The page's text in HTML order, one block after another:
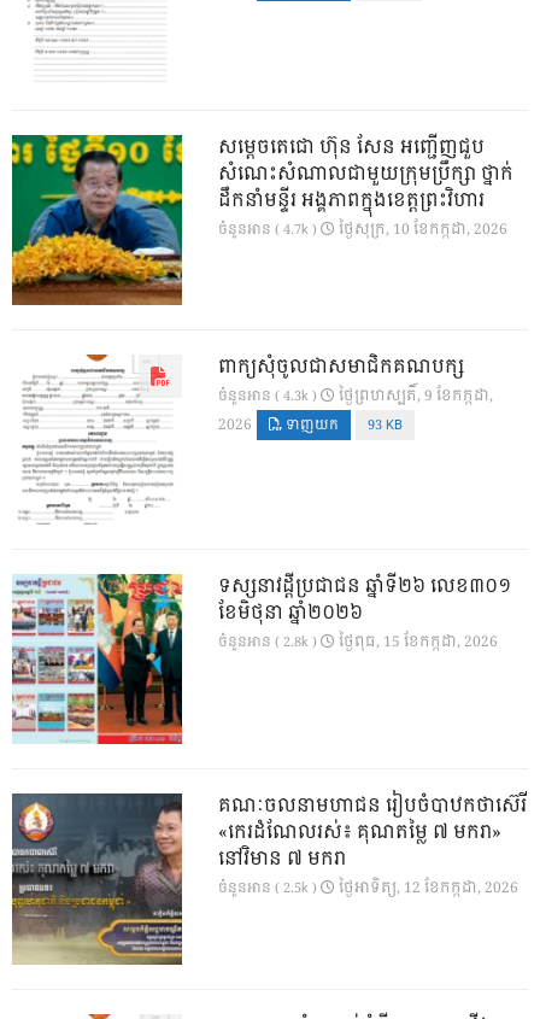
សម្តេចតេជោ ហ៊ុន សែន អញ្ជើញជួប
សំណេះសំណាលជាមួយក្រុមប្រឹក្សា ថ្នាក់
ដឹកនាំមន្ទីរ អង្គភាពក្នុងខេត្តព្រះវិហារ
ចំនួនអាន ( 4.7k ) ថ្ងៃ​សុក្រ, 10 ខែ​កក្កដា, 2026
ពាក្យសុំចូលជាសមាជិកគណបក្ស
ចំនួនអាន ( 4.3k )
ថ្ងៃ​ព្រហស្បតិ៍, 9 ខែ​កក្កដា,
2026
ទាញយក 93 KB
ទស្សនាវដ្ដីប្រជាជន ឆ្នាំទី២៦ លេខ៣០១
ខែមិថុនា ឆ្នាំ២០២៦
ចំនួនអាន ( 2.8k ) ថ្ងៃ​ពុធ, 15 ខែ​កក្កដា, 2026
គណៈចលនាមហាជន រៀបចំបាឋកថាស៊េរី
«កេរដំណែលរស់៖ គុណតម្លៃ ៧ មករា»
នៅវិមាន ៧ មករា
ចំនួនអាន ( 2.5k ) ថ្ងៃ​អាទិត្យ, 12 ខែ​កក្កដា, 2026